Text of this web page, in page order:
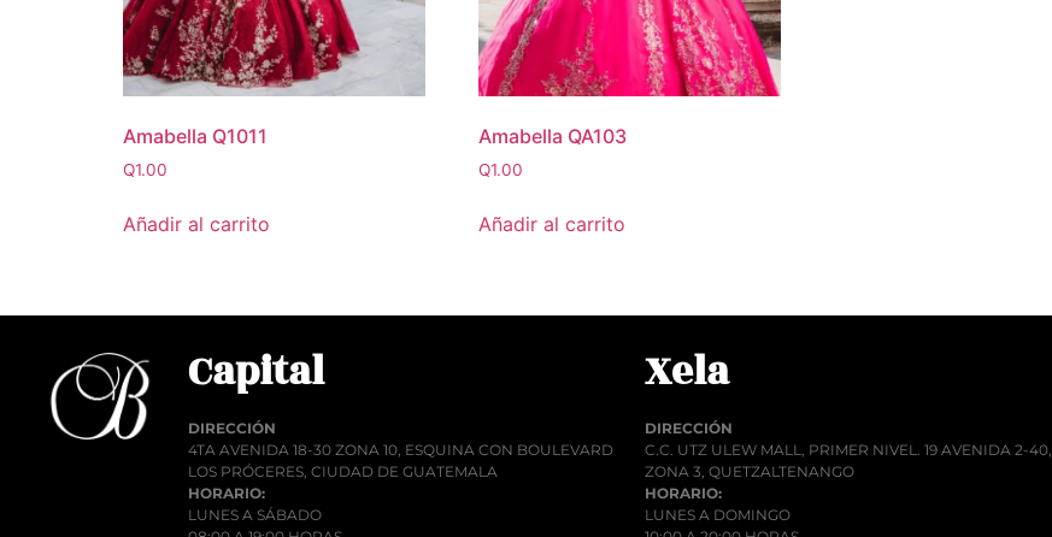
Amabella Q1011
Q1.00
Añadir al carrito
Amabella QA103
Q1.00
Añadir al carrito
Capital
DIRECCIÓN
4TA AVENIDA 18-30 ZONA 10, ESQUINA CON BOULEVARD
LOS PRÓCERES, CIUDAD DE GUATEMALA
HORARIO:
LUNES A SÁBADO
Xela
DIRECCIÓN
C.C. UTZ ULEW MALL, PRIMER NIVEL. 19 AVENIDA 2-40,
ZONA 3, QUETZALTENANGO
HORARIO:
LUNES A DOMINGO